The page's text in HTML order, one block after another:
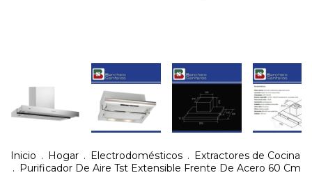
Inicio . Hogar . Electrodomésticos . Extractores de Cocina
. Purificador De Aire Tst Extensible Frente De Acero 60 Cm